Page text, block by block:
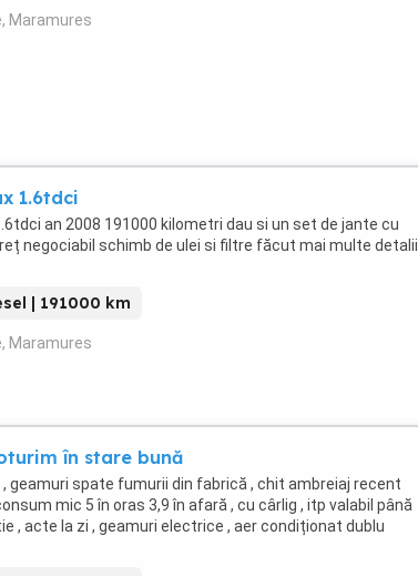
Maramures
1.6tdci
an 2008 191000 kilometri dau si un set de jante cu
negociabil schimb de ulei si filtre făcut mai multe detalii
| 191000 km
Maramures
în stare bună
geamuri spate fumurii din fabrică , chit ambreiaj recent
mic 5 în oras 3,9 în afară , cu cârlig , itp valabil până
, acte la zi , geamuri electrice , aer condiționat dublu